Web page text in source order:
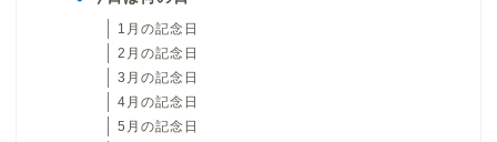
1月の記念日
2月の記念日
3月の記念日
4月の記念日
5月の記念日